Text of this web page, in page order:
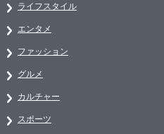
ライフスタイル
エンタメ
ファッション
グルメ
カルチャー
スポーツ